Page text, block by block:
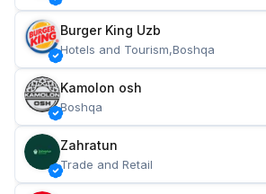
Burger King Uzb
Hotels and Tourism,Boshqa
Kamolon osh
Boshqa
Zahratun
Trade and Retail